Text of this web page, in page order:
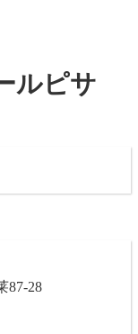
ルピサ
87-28